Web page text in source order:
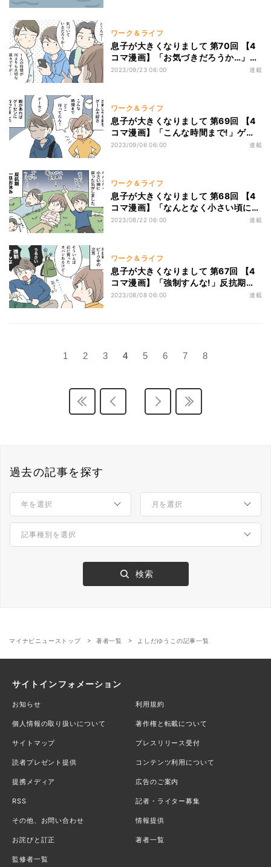
ワーク＆ライフ
息子が大きくなりまして 第70回 【4
コマ漫画】「お気づきだろうか…」夏
休みの家族4人旅行、母の一言に…
2023/09/23 06:00 連載
ワーク＆ライフ
息子が大きくなりまして 第69回 【4
コマ漫画】「こんな時間まで!」ゲー
センに通う次男にイラッ! でも見に行
2023/09/06 06:00 連載
ワーク＆ライフ
息子が大きくなりまして 第68回 【4
コマ漫画】「なんとなく小さい頃に戻
った気がする」次男の反抗期、一旦お
2023/08/22 06:00 連載
ワーク＆ライフ
息子が大きくなりまして 第67回 【4
コマ漫画】「強制すんな!」反抗期息
子の口癖、やっかいすぎると思ったけ
2023/08/08 06:00 連載
1 2 3 4 5 6 7 8
過去の記事を探す
マイナビニューストップ 著者一覧 よしだゆうこの記事一覧
サイトインフォメーション
お知らせ 利用規約
個人情報の取り扱いについて 著作権と転載について
サイトマップ プレスリリース受付
読者プレゼント提供 コンテンツ利用について
提携メディア 広告のご案内
RSS 記者・ライター募集
その他、お問い合わせ 情報提供
お詫びと訂正 著者一覧
監修者一覧